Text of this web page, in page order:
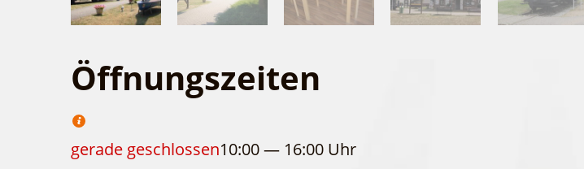
Öffnungszeiten
gerade geschlossen10:00 — 16:00 Uhr